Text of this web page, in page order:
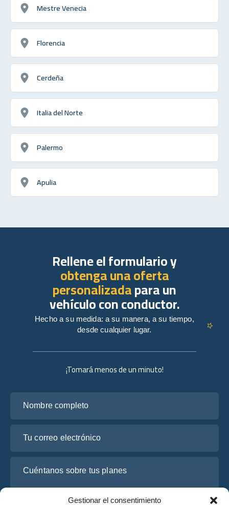
Gestionar el consentimiento
Mestre Venecia
Florencia
Cerdeña
Italia del Norte
Palermo
Apulia
¡Tomará menos de un minuto!
Rellene el formulario y
obtenga una oferta
personalizadapara un
vehículo con conductor.
Hecho a su medida: a su manera, a su tiempo,
desde cualquier lugar.